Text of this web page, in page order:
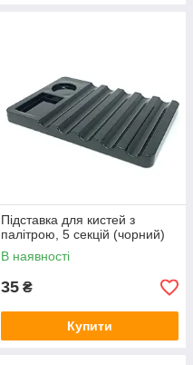
Підставка для кистей з
палітрою, 5 секцій (чорний)
В наявності
35 ₴
Купити